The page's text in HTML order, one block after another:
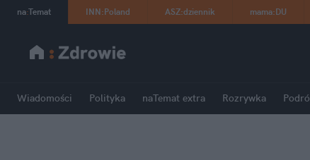
na:Temat INN:Poland ASZ:dziennik mama:DU
Wiadomości Polityka naTemat extra Rozrywka